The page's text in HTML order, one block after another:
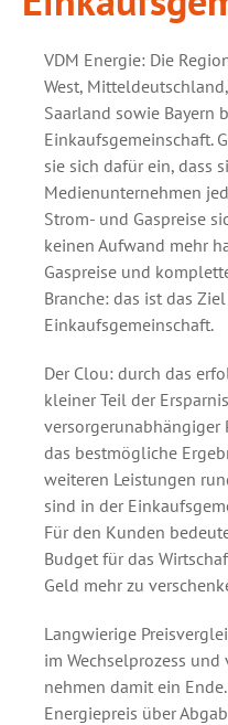
VDM Energie: Die
West,
Saarland sowie Bayern
Einkaufsgemeinschaft.
sie sich dafür ein, dass
Medienunternehmen
Strom- und Gaspreise
keinen Aufwand mehr
Gaspreise und
Branche: das ist das
Einkaufsgemeinschaft.
Der Clou: durch das
kleiner Teil der
versorgerunabhängiger
das bestmögliche
weiteren Leistungen
sind in der
Für den Kunden
Budget für das
Geld mehr zu
Langwierige
im Wechselprozess
nehmen damit ein
Energiepreis über